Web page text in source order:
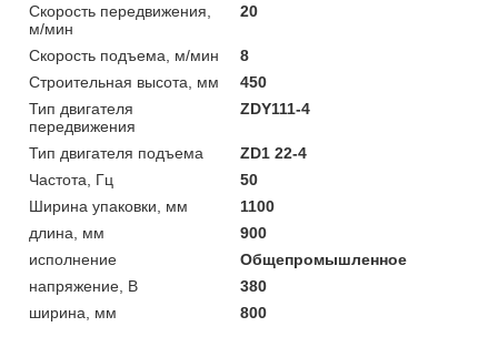
Скорость передвижения,
м/мин
20
Скорость подъема, м/мин
8
Строительная высота, мм
450
Тип двигателя
передвижения
ZDY111-4
Тип двигателя подъема
ZD1 22-4
Частота, Гц
50
Ширина упаковки, мм
1100
длина, мм
900
исполнение
Общепромышленное
напряжение, В
380
ширина, мм
800